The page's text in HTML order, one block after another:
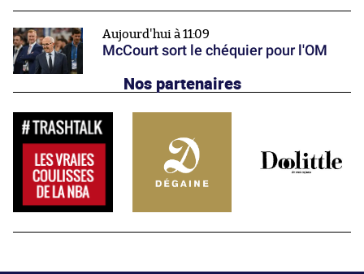
Aujourd'hui à 11:09
McCourt sort le chéquier pour l'OM
Nos partenaires